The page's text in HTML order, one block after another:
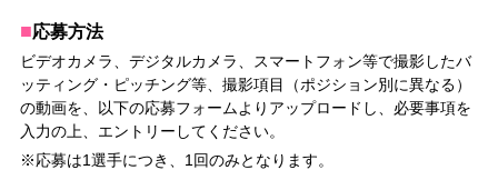
■応募方法
ビデオカメラ、デジタルカメラ、スマートフォン等で撮影したバ
ッティング・ピッチング等、撮影項目（ポジション別に異なる）
の動画を、以下の応募フォームよりアップロードし、必要事項を
入力の上、エントリーしてください。
※応募は1選手につき、1回のみとなります。